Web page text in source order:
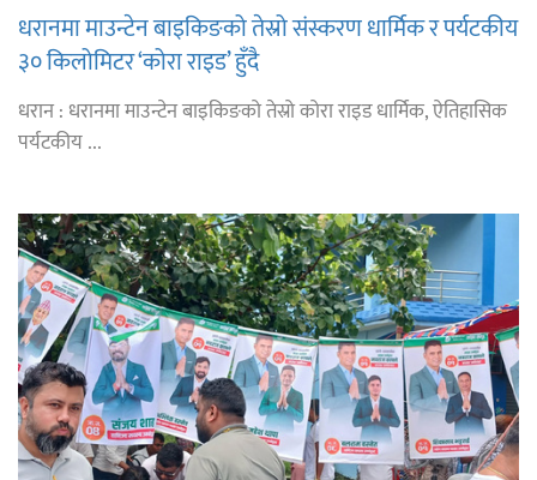
धरानमा माउन्टेन बाइकिङको तेस्रो संस्करण धार्मिक र पर्यटकीय
३० किलोमिटर ‘कोरा राइड’ हुँदै
धरान : धरानमा माउन्टेन बाइकिङको तेस्रो कोरा राइड धार्मिक, ऐतिहासिक
पर्यटकीय ...